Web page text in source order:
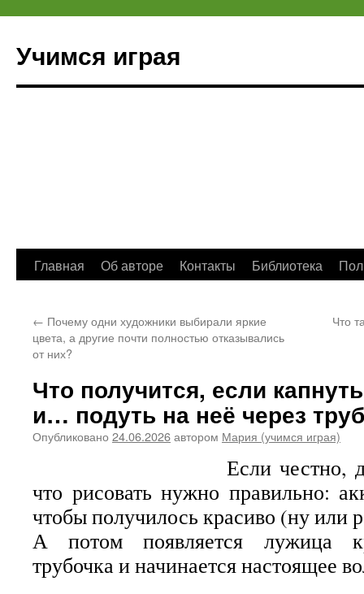
Учимся играя
Перейти
содержимому
Главная Об авторе Контакты Библиотека
← Почему одни художники выбирали яркие
цвета, а другие почти полностью отказывались
от них?
Что
Что получится, если
и… подуть на неё через
Опубликовано 24.06.2026автором Мария (учимся играя)
Если честно,
что рисовать нужно правильно:
чтобы получилось красиво (ну или
А потом появляется лужица
трубочка и начинается настоящее